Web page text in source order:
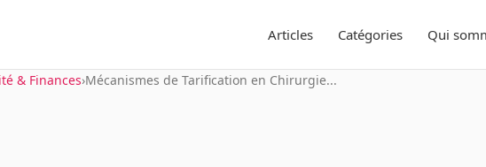
Articles Catégories Qui
& Finances›Mécanismes de Tarification en Chirurgie...